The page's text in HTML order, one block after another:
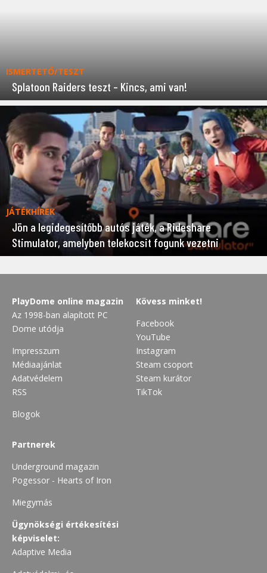
ISMERTETŐ/TESZT
Splatoon Raiders teszt – Kincs, ami van!
JÁTÉKHÍREK
Jön a legidegesítőbb autós játék, a Rideshare
Stimulator, amelyben telekocsit fogunk vezetni
PlayDome online magazin
Az 1998-ban alapított PC
Dome utódja
Impresszum
Médiaajánlat
Adatvédelem
RSS
Blogok
Kövess minket!
Facebook
YouTube
Instagram
Steam csoport
Steam kurátor
TikTok
Partnerek
Underground magazin
Pogessor - Hearts of Iron
Miegymás
Ügynökségi értékesítési
képviselet:
Adaptive Media